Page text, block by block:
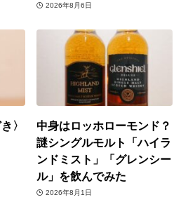
2026年8月6日
〉
中身はロッホローモンド？
謎シングルモルト「ハイラ
ンドミスト」「グレンシー
ル」を飲んでみた
2026年8月1日